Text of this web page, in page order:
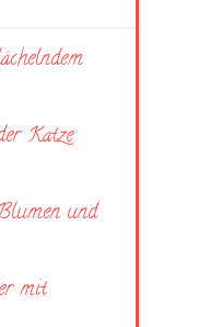
Katze
und
mit